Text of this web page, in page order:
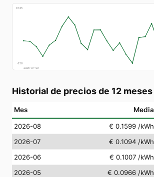
€185
€58
2026-07-09
Historial de precios de 12 meses
Mes Media
2026-08 € 0.1599 /kWh
2026-07
€ 0.1094 /kWh
2026-06
€ 0.1007 /kWh
2026-05
€ 0.0966 /kWh